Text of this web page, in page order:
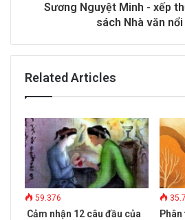
Sương Nguyệt Minh - xếp
sách Nhà văn
Related Articles
59.376
Cảm nhận 12 câu đầu của